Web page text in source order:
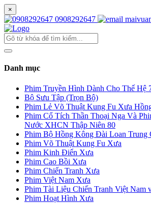
×
0908292647
Danh mục
Phim Truyền Hình Dành Cho Thế Hệ
Bộ Sưu Tập (Trọn Bộ)
Phim Lẻ Võ Thuật Kung Fu Xưa
Phim Cổ Tích Thần Thoại Nga Và
Nước XHCN Thập Niên 80
Phim Bộ Hồng Kông Đài Loan Trung
Phim Võ Thuật Kung Fu Xưa
Phim Kinh Điển Xưa
Phim Cao Bồi Xưa
Phim Chiến Tranh Xưa
Phim Việt Nam Xưa
Phim Tài Liệu Chiến Tranh Việt Nam
Phim Hoạt Hình Xưa